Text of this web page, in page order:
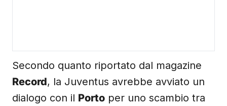
Secondo quanto riportato dal magazine
Record, la Juventus avrebbe avviato un
dialogo con il Porto per uno scambio tra